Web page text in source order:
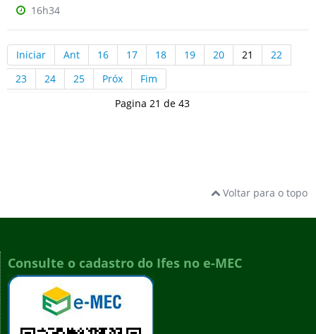
16h34
Iniciar Ant 16 17 18 19 20 21
22
23
24 25 Próx
Fim
Pagina 21 de 43
Voltar para o topo
Consulte o cadastro do Ifes no e-MEC